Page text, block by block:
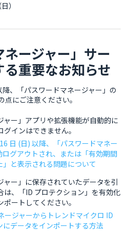
）
ネージャー」サー
重要なお知らせ
、「パスワードマネージャー」の
にご注意ください。
ャー」アプリや拡張機能が自動的に
インはできません。
日 (日) 以降、「パスワードマネー
ログアウトされ、または「有効期間
と表示される問題について
ャー」に保存されていたデータを引
は、「ID プロテクション」を有効化
ートしてください。
ージャーからトレンドマイクロ ID
にデータをインポートする方法